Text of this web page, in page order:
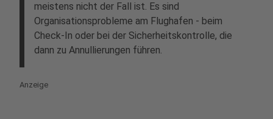
meistens nicht der Fall ist. Es sind
Organisationsprobleme am Flughafen - beim
Check-In oder bei der Sicherheitskontrolle, die
dann zu Annullierungen führen.
Anzeige